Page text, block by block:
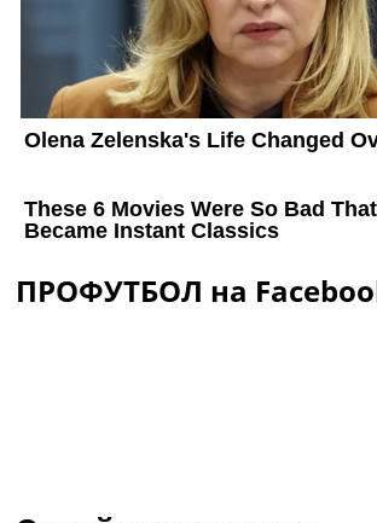
ПРОФУТБОЛ на